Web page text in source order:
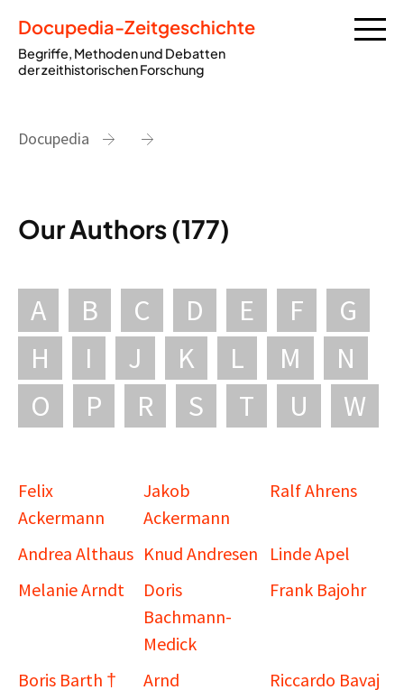
Docupedia-Zeitgeschichte
Begriffe, Methoden und Debatten
der zeithistorischen Forschung
Docupedia
Our Authors (177)
A B C D E F
G
H
I J K L M
N
O
P R S T U W
Felix
Ackermann
Jakob
Ackermann
Ralf Ahrens
Andrea Althaus Knud Andresen
Linde Apel
Melanie Arndt
Doris
Bachmann-
Medick
Frank Bajohr
Boris Barth †
Arnd
Riccardo Bavaj